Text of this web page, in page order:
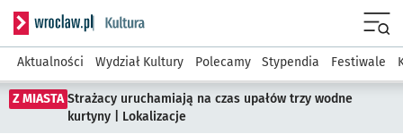
Serwis informacyjny wroclaw.pl podserwis: Kultura
Aktualności Wydział Kultury Polecamy Stypendia Festiwale
Z MIASTA Strażacy uruchamiają na czas upałów trzy wodne
kurtyny | Lokalizacje